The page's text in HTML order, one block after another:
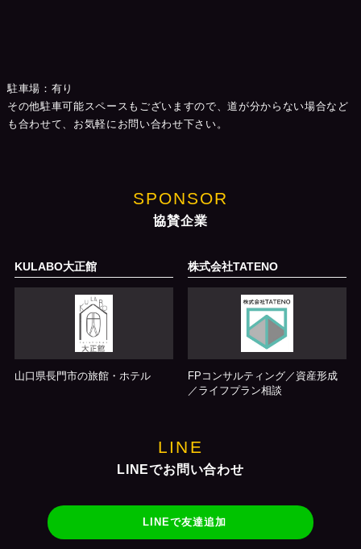
駐車場：有り
その他駐車可能スペースもございますので、道が分からない場合など
も合わせて、お気軽にお問い合わせ下さい。
SPONSOR
協賛企業
KULABO大正館
山口県長門市の旅館・ホテル
株式会社TATENO
FPコンサルティング／資産形成
／ライフプラン相談
LINE
LINEでお問い合わせ
LINEで友達追加